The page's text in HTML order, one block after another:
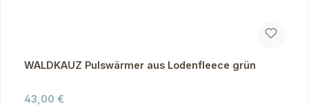
WALDKAUZ Pulswärmer aus Lodenfleece grün
Regulärer Preis:
43,00 €